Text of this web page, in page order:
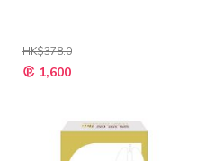
HK$378.0
特
殊 1,600